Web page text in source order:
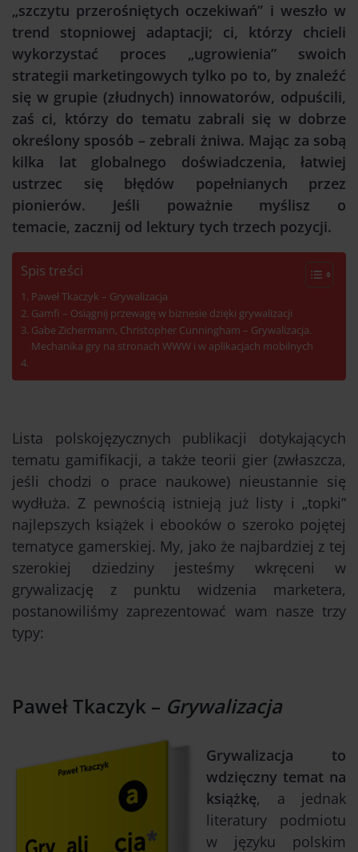
„szczytu przerośniętych oczekiwań” i weszło w
trend stopniowej adaptacji; ci, którzy chcieli
wykorzystać proces „ugrowienia” swoich
strategii marketingowych tylko po to, by znaleźć
się w grupie (złudnych) innowatorów, odpuścili,
zaś ci, którzy do tematu zabrali się w dobrze
określony sposób – zebrali żniwa. Mając za sobą
kilka lat globalnego doświadczenia, łatwiej
ustrzec się błędów popełnianych przez
pionierów. Jeśli poważnie myślisz o
temacie, zacznij od lektury tych trzech pozycji.
Spis treści
Paweł Tkaczyk – Grywalizacja
Gamfi – Osiągnij przewagę w biznesie dzięki grywalizacji
Gabe Zichermann, Christopher Cunningham – Grywalizacja.
Mechanika gry na stronach WWW i w aplikacjach mobilnych
Lista polskojęzycznych publikacji dotykających
tematu gamifikacji, a także teorii gier (zwłaszcza,
jeśli chodzi o prace naukowe) nieustannie się
wydłuża. Z pewnością istnieją już listy i „topki”
najlepszych książek i ebooków o szeroko pojętej
tematyce gamerskiej. My, jako że najbardziej z tej
szerokiej dziedziny jesteśmy wkręceni w
grywalizację z punktu widzenia marketera,
postanowiliśmy zaprezentować wam nasze trzy
typy:
Paweł Tkaczyk – Grywalizacja
Grywalizacja to
wdzięczny temat na
książkę, a jednak
literatury podmiotu
w języku polskim